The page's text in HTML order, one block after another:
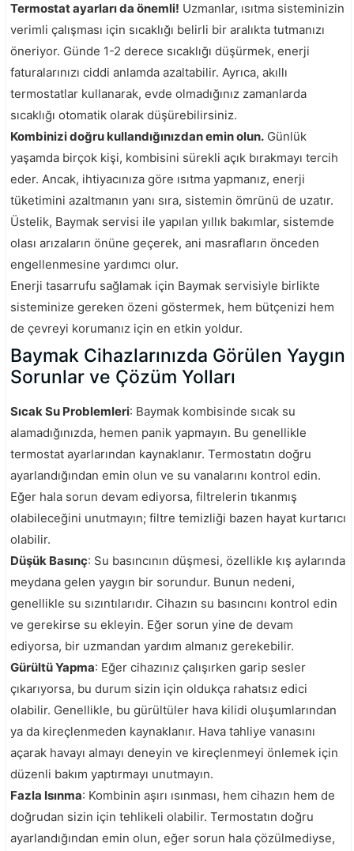
Termostat ayarları da önemli! Uzmanlar, ısıtma sisteminizin
verimli çalışması için sıcaklığı belirli bir aralıkta tutmanızı
öneriyor. Günde 1-2 derece sıcaklığı düşürmek, enerji
faturalarınızı ciddi anlamda azaltabilir. Ayrıca, akıllı
termostatlar kullanarak, evde olmadığınız zamanlarda
sıcaklığı otomatik olarak düşürebilirsiniz.
Kombinizi doğru kullandığınızdan emin olun. Günlük
yaşamda birçok kişi, kombisini sürekli açık bırakmayı tercih
eder. Ancak, ihtiyacınıza göre ısıtma yapmanız, enerji
tüketimini azaltmanın yanı sıra, sistemin ömrünü de uzatır.
Üstelik, Baymak servisi ile yapılan yıllık bakımlar, sistemde
olası arızaların önüne geçerek, ani masrafların önceden
engellenmesine yardımcı olur.
Enerji tasarrufu sağlamak için Baymak servisiyle birlikte
sisteminize gereken özeni göstermek, hem bütçenizi hem
de çevreyi korumanız için en etkin yoldur.
Baymak Cihazlarınızda Görülen Yaygın
Sorunlar ve Çözüm Yolları
Sıcak Su Problemleri: Baymak kombisinde sıcak su
alamadığınızda, hemen panik yapmayın. Bu genellikle
termostat ayarlarından kaynaklanır. Termostatın doğru
ayarlandığından emin olun ve su vanalarını kontrol edin.
Eğer hala sorun devam ediyorsa, filtrelerin tıkanmış
olabileceğini unutmayın; filtre temizliği bazen hayat kurtarıcı
olabilir.
Düşük Basınç: Su basıncının düşmesi, özellikle kış aylarında
meydana gelen yaygın bir sorundur. Bunun nedeni,
genellikle su sızıntılarıdır. Cihazın su basıncını kontrol edin
ve gerekirse su ekleyin. Eğer sorun yine de devam
ediyorsa, bir uzmandan yardım almanız gerekebilir.
Gürültü Yapma: Eğer cihazınız çalışırken garip sesler
çıkarıyorsa, bu durum sizin için oldukça rahatsız edici
olabilir. Genellikle, bu gürültüler hava kilidi oluşumlarından
ya da kireçlenmeden kaynaklanır. Hava tahliye vanasını
açarak havayı almayı deneyin ve kireçlenmeyi önlemek için
düzenli bakım yaptırmayı unutmayın.
Fazla Isınma: Kombinin aşırı ısınması, hem cihazın hem de
doğrudan sizin için tehlikeli olabilir. Termostatın doğru
ayarlandığından emin olun, eğer sorun hala çözülmediyse,